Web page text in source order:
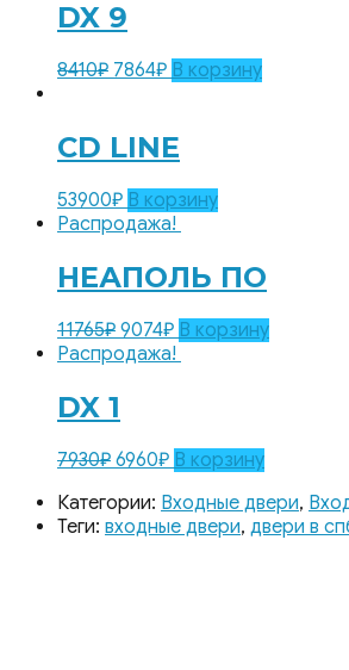
DX 9
8410₽ 7864₽ В корзину
CD LINE
53900₽ В корзину
Распродажа!
НЕАПОЛЬ ПО
11765₽ 9074₽ В корзину
Распродажа!
DX 1
7930₽ 6960₽ В корзину
Категории: Входные двери,
Теги: входные двери, двери в